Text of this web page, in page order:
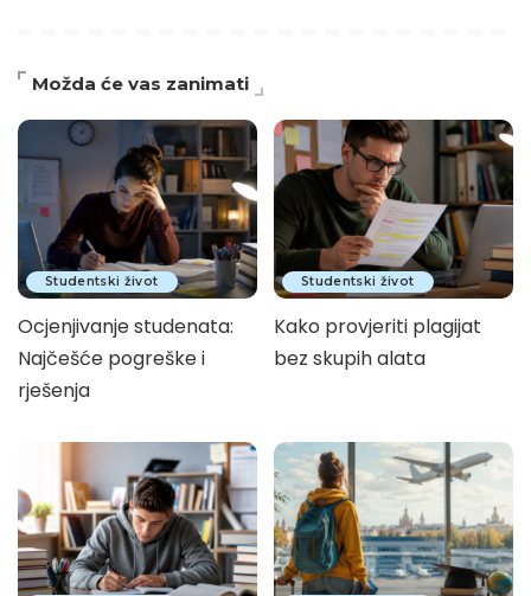
Možda će vas zanimati
Studentski život
Ocjenjivanje studenata:
Najčešće pogreške i
rješenja
Studentski život
Kako provjeriti plagijat
bez skupih alata